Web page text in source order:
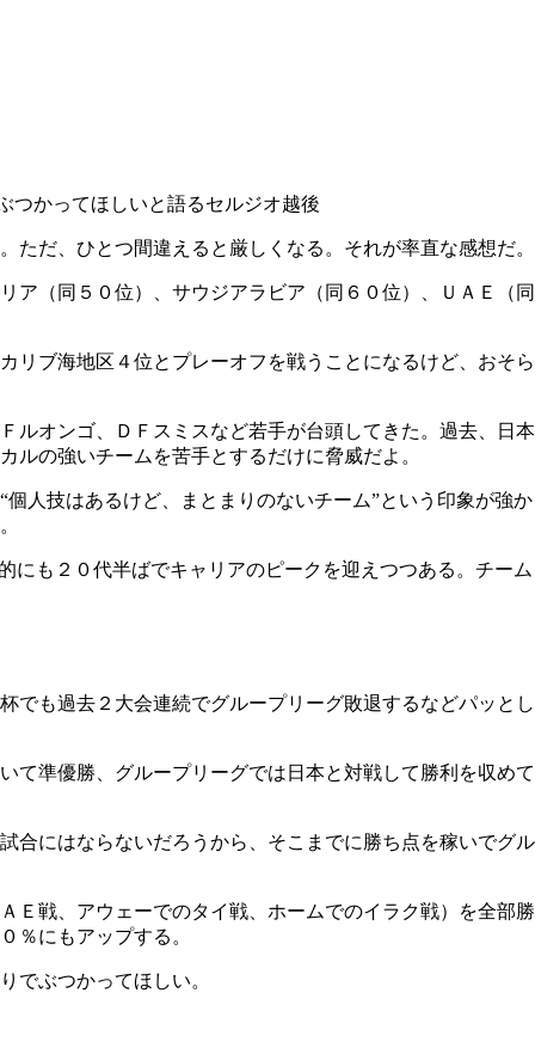
つかってほしいと語るセルジオ越後
だ、ひとつ間違えると厳しくなる。それが率直な感想だ。
ア（同５０位）、サウジアラビア（同６０位）、ＵＡＥ（同
リブ海地区４位とプレーオフを戦うことになるけど、おそら
ルオンゴ、ＤＦスミスなど若手が台頭してきた。過去、日本
の強いチームを苦手とするだけに脅威だよ。
人技はあるけど、まとまりのないチーム”という印象が強か
にも２０代半ばでキャリアのピークを迎えつつある。チーム
でも過去２大会連続でグループリーグ敗退するなどパッとし
て準優勝、グループリーグでは日本と対戦して勝利を収めて
合にはならないだろうから、そこまでに勝ち点を稼いでグル
Ｅ戦、アウェーでのタイ戦、ホームでのイラク戦）を全部勝
％にもアップする。
でぶつかってほしい。